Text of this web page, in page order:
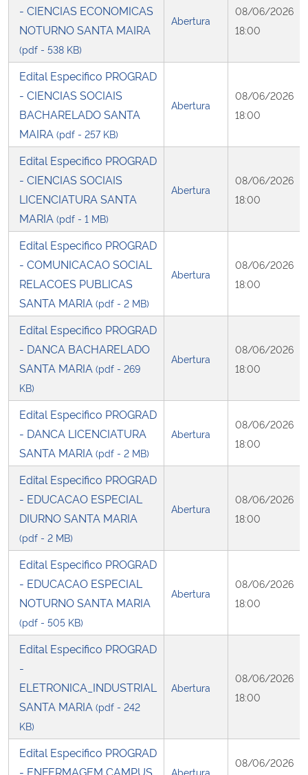
- CIENCIAS ECONOMICAS
NOTURNO SANTA MAIRA
(pdf - 538 KB)
Abertura
08/06/2026
18:00
Edital Especifico PROGRAD
- CIENCIAS SOCIAIS
BACHARELADO SANTA
MAIRA (pdf - 257 KB)
Abertura
08/06/2026
18:00
Edital Especifico PROGRAD
- CIENCIAS SOCIAIS
LICENCIATURA SANTA
MARIA (pdf - 1 MB)
Abertura
08/06/2026
18:00
Edital Especifico PROGRAD
- COMUNICACAO SOCIAL
RELACOES PUBLICAS
SANTA MARIA (pdf - 2 MB)
Abertura
08/06/2026
18:00
Edital Especifico PROGRAD
- DANCA BACHARELADO
SANTA MARIA (pdf - 269
KB)
Abertura
08/06/2026
18:00
Edital Especifico PROGRAD
- DANCA LICENCIATURA
SANTA MARIA (pdf - 2 MB)
Abertura
08/06/2026
18:00
Edital Especifico PROGRAD
- EDUCACAO ESPECIAL
DIURNO SANTA MARIA
(pdf - 2 MB)
Abertura
08/06/2026
18:00
Edital Especifico PROGRAD
- EDUCACAO ESPECIAL
NOTURNO SANTA MARIA
(pdf - 505 KB)
Abertura
08/06/2026
18:00
Edital Especifico PROGRAD
-
ELETRONICA_INDUSTRIAL
SANTA MARIA (pdf - 242
KB)
Abertura
08/06/2026
18:00
Edital Especifico PROGRAD
- ENFERMAGEM CAMPUS
Abertura
08/06/2026